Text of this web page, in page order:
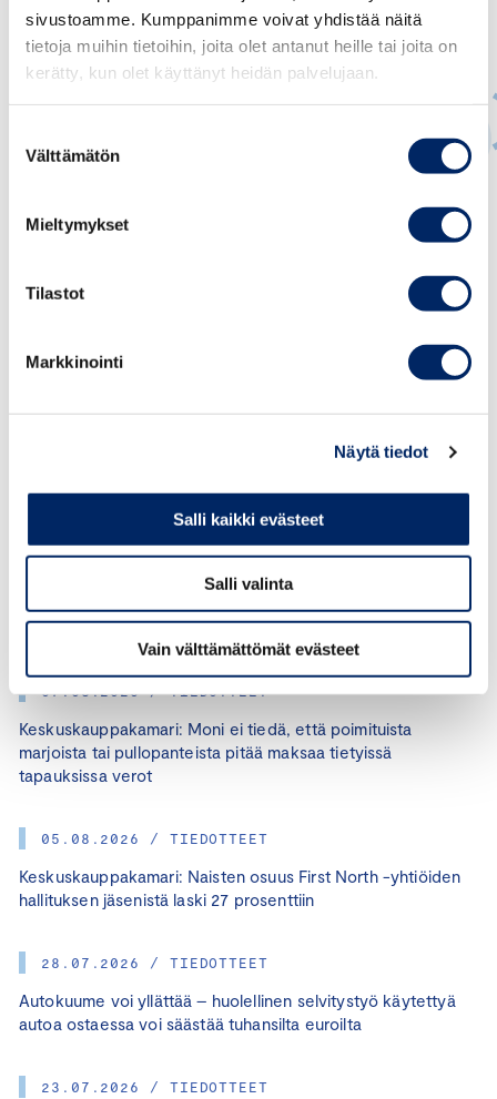
sivustoamme. Kumppanimme voivat yhdistää näitä
tietoja muihin tietoihin, joita olet antanut heille tai joita on
kerätty, kun olet käyttänyt heidän palvelujaan.
valinta
Välttämätön
Mieltymykset
Tilastot
Markkinointi
Näytä tiedot
Salli kaikki evästeet
Salli valinta
Vain välttämättömät evästeet
07.08.2026 / TIEDOTTEET
Keskuskauppakamari: Moni ei tiedä, että poimituista
marjoista tai pullopanteista pitää maksaa tietyissä
tapauksissa verot
05.08.2026 / TIEDOTTEET
Keskuskauppakamari: Naisten osuus First North -yhtiöiden
hallituksen jäsenistä laski 27 prosenttiin
28.07.2026 / TIEDOTTEET
Autokuume voi yllättää – huolellinen selvitystyö käytettyä
autoa ostaessa voi säästää tuhansilta euroilta
23.07.2026 / TIEDOTTEET
PÄÄEKONOMISTI
jukka.appelqvist@chamber.fi
KATEGORIAT: TYÖLLISYYS, JUKKA APPELQVIST